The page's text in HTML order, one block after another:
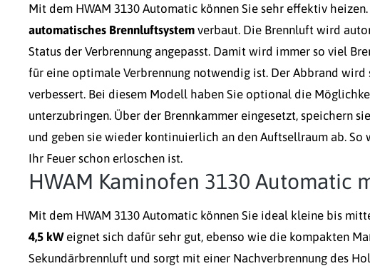
Mit dem HWAM 3130 Automatic können Sie sehr effektiv
automatisches Brennluftsystem verbaut. Die Brennluft wird
Status der Verbrennung angepasst. Damit wird immer so viel
für eine optimale Verbrennung notwendig ist. Der Abbrand wird
verbessert. Bei diesem Modell haben Sie optional die
unterzubringen. Über der Brennkammer eingesetzt, speichern
und geben sie wieder kontinuierlich an den Auftsellraum ab.
Ihr Feuer schon erloschen ist.
HWAM Kaminofen 3130 Automatic
Mit dem HWAM 3130 Automatic können Sie ideal kleine bis
4,5 kWeignet sich dafür sehr gut, ebenso wie die kompakten
Sekundärbrennluft und sorgt mit einer Nachverbrennung des